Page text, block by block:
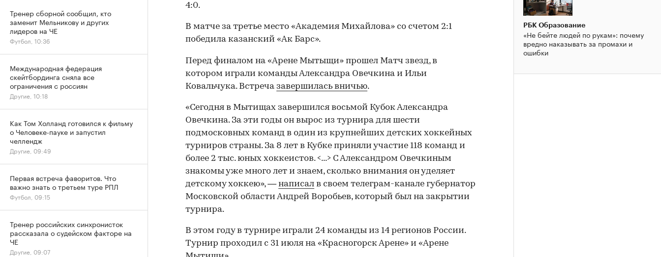
4:0.
В матче за третье место «Академия Михайлова» со счетом 2:1
победила казанский «Ак Барс».
Перед финалом на «Арене Мытыщи» прошел Матч звезд, в
котором играли команды Александра Овечкина и Ильи
Ковальчука. Встреча завершилась вничью.
«Сегодня в Мытищах завершился восьмой Кубок Александра
Овечкина. За эти годы он вырос из турнира для шести
подмосковных команд в один из крупнейших детских хоккейных
турниров страны. За 8 лет в Кубке приняли участие 118 команд и
более 2 тыс. юных хоккеистов. <...> С Александром Овечкиным
знакомы уже много лет и знаем, сколько внимания он уделяет
детскому хоккею», — написал в своем телеграм-канале губернатор
Московской области Андрей Воробьев, который был на закрытии
турнира.
В этом году в турнире играли 24 команды из 14 регионов России.
Турнир проходил с 31 июля на «Красногорск Арене» и «Арене
РБК Образование
«Не бейте людей по рукам»: почему
вредно наказывать за промахи и
ошибки
Тренер сборной сообщил, кто
заменит Мельникову и других
лидеров на ЧЕ
Футбол, 10:36
Международная федерация
скейтбординга сняла все
ограничения с россиян
Другие, 10:18
Как Том Холланд готовился к фильму
о Человеке-пауке и запустил
челлендж
Другие, 09:49
Первая встреча фаворитов. Что
важно знать о третьем туре РПЛ
Футбол, 09:15
Тренер российских синхронисток
рассказала о судейском факторе на
ЧЕ
Другие, 09:07